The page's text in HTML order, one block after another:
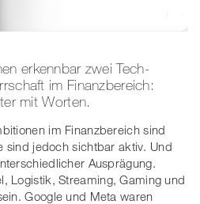
erkennbar zwei Tech-
im Finanzbereich:
mit Worten.
im Finanzbereich sind
sind jedoch sichtbar aktiv. Und
Ausprägung.
Logistik, Streaming, Gaming und
Google und Meta waren